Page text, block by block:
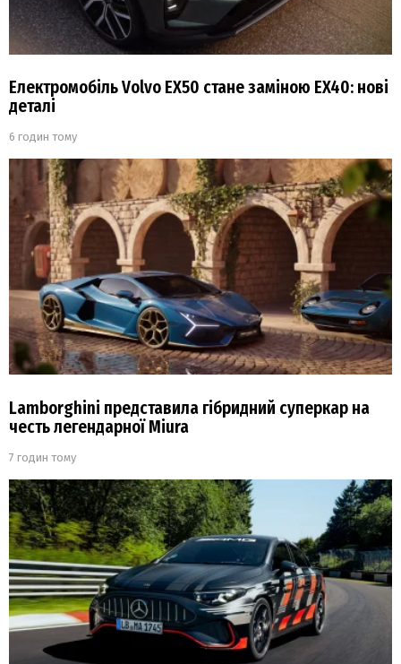
Електромобіль Volvo EX50 стане заміною EX40: нові
деталі
6 годин тому
Lamborghini представила гібридний суперкар на
честь легендарної Miura
7 годин тому